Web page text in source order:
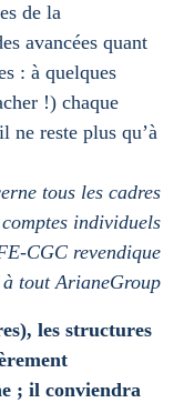
de la
avancées quant
: à quelques
!) chaque
ne reste plus qu’à
tous les cadres
individuels
CGC revendique
à tout ArianeGroup
les structures
; il conviendra